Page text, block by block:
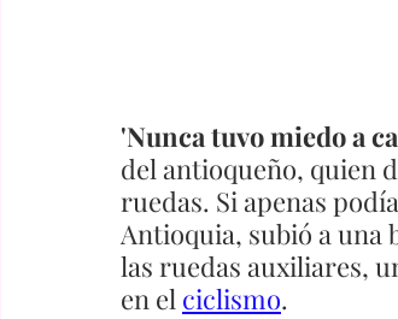
'Nunca tuvo miedo a
del antioqueño, quien
ruedas. Si apenas
Antioquia, subió a una
las ruedas auxiliares,
en el ciclismo.